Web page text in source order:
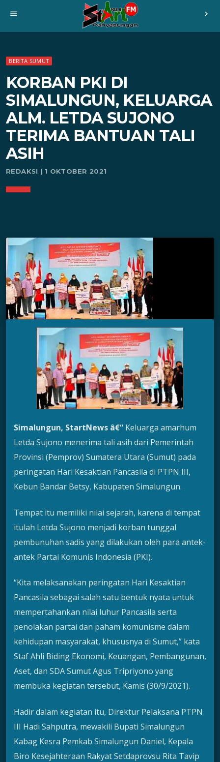
menu chevron_right
BERITA SUMUT
KORBAN PKI DI
SIMALUNGUN, KELUARGA
ALM. LETDA SUJONO
TERIMA BANTUAN TALI
ASIH
REDAKSI | 1 OKTOBER 2021
Simalungun, StartNews â€“ Keluarga amarhum
Letda Sujono menerima tali asih dari Pemerintah
Provinsi (Pemprov) Sumatera Utara (Sumut) pada
peringatan Hari Kesaktian Pancasila di PTPN III,
Kebun Bandar Betsy, Kabupaten Simalungun.
Tempat itu memiliki nilai sejarah, karena di tempat
itulah Letda Sujono menjadi korban tunggal
pembunuhan sadis yang dilakukan oleh para antek-
antek Partai Komunis Indonesia (PKI).
“Kita melaksanakan peringatan Hari Kesaktian
Pancasila sebagai salah satu bentuk nyata untuk
mempertahankan nilai luhur Pancasila serta
penolakan partai dan paham komunisme dalam
kehidupan masyarakat, khususnya di Sumut,” kata
Staf Ahli Biding Ekonomi, Keuangan, Pembangunan,
Aset, dan SDA Sumut Agus Tripriyono yang
membuka kegiatan tersebut, Kamis (30/9/2021).
Hadir dalam kegiatan itu, Direktur Pelaksana PTPN
III Hadi Sahputra, mewakili Bupati Simalungun
Kabag Kesra Pemkab Simalungun Daniel, Kepala
Biro Kesejahteraan Rakyat Setdaprovsu Rita Tavip